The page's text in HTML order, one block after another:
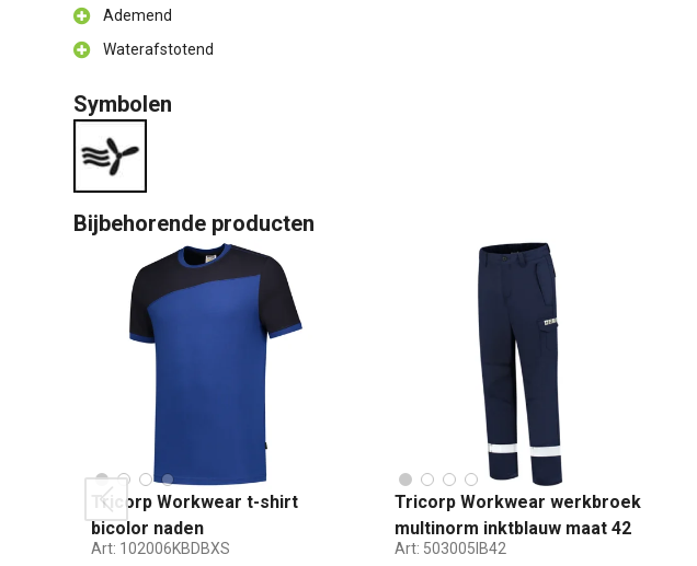
Ademend
Waterafstotend
Symbolen
Bijbehorende producten
Tricorp Workwear t-shirt
bicolor naden
koren-/donkerblauw maat XS
Art: 102006KBDBXS
Tricorp Workwear werkbroek
multinorm inktblauw maat 42
Art: 503005IB42
prev